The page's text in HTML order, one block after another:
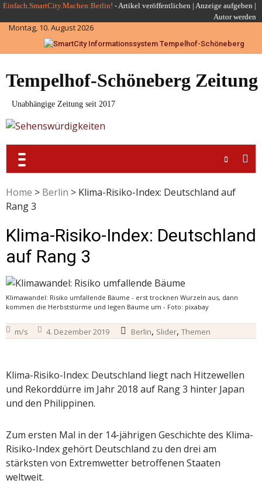
Skip
to
content
Einfach.SmartCity.Machen:Berlin! -Artikel veröffentlichen | Anzeige aufgeben |
Autor werden
Montag, 10. August 2026
Tempelhof-Schöneberg Zeitung
Unabhängige Zeitung seit 2017
Home > Berlin > Klima-Risiko-Index: Deutschland auf
Rang 3
Klima-Risiko-Index: Deutschland
auf Rang 3
Klimawandel: Risiko umfallende Bäume - erst trocknen Wurzeln aus, dann
kommen die Herbststürme und legen Bäume um - Foto: pixabay
m/s 4. Dezember 2019 Berlin, Slider, Themen
Klima-Risiko-Index: Deutschland liegt nach Hitzewellen
und Rekorddürre im Jahr 2018 auf Rang 3 hinter Japan
und den Philippinen.
Zum ersten Mal in der 14-jährigen Geschichte des Klima-
Risiko-Index gehört Deutschland zu den drei am
stärksten von Extremwetter betroffenen Staaten
weltweit.